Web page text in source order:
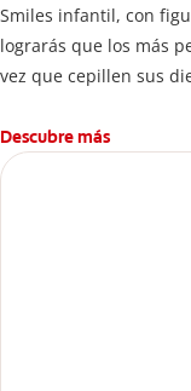
Smiles infantil, con
lograrás que los más
vez que cepillen sus
Descubre más